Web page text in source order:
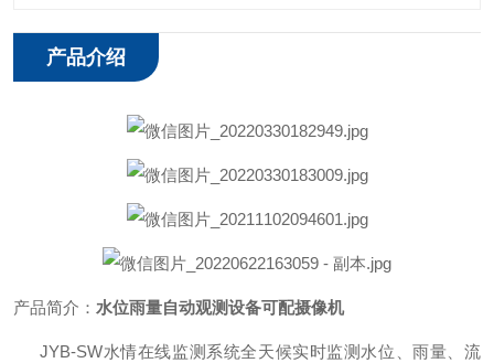
产品介绍
产品简介： 水位雨量自动观测设备可配摄像机
JYB-SW水情在线监测系统全天候实时监测水位、雨量、流